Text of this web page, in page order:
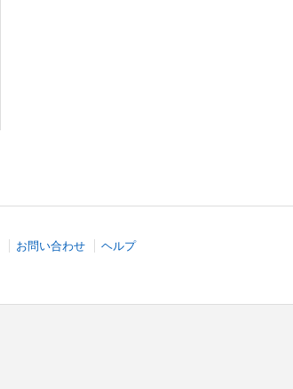
お問い合わせ ヘルプ